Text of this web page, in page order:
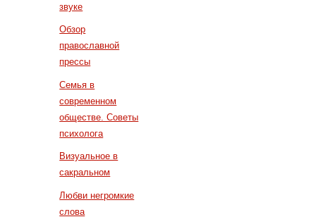
звуке
Обзор
православной
прессы
Семья в
современном
обществе. Советы
психолога
Визуальное в
сакральном
Любви негромкие
слова